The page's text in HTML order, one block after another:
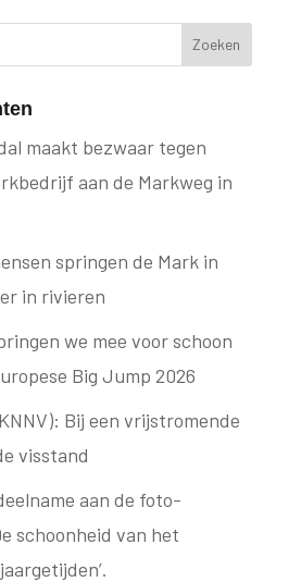
maakt bezwaar tegen
aan de Markweg in
springen de Mark in
in rivieren
we mee voor schoon
Big Jump 2026
Bij een vrijstromende
visstand
aan de foto-
schoonheid van het